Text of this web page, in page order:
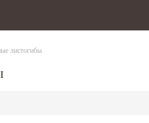
листогибы